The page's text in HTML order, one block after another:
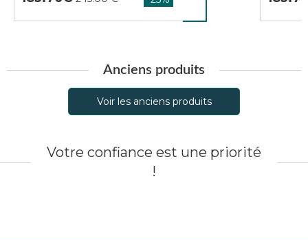
Anciens produits
Voir les anciens produits
Votre confiance est une priorité
!